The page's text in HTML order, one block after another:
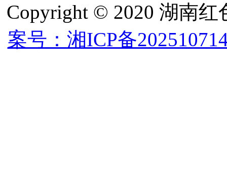
Copyright © 2020 湖南
案号：湘ICP备